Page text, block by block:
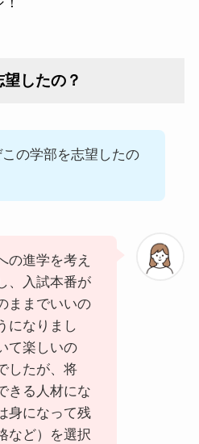
したの？
の学部を志望したの
の進学を考え
、入試本番が
ままでいいの
になりまし
て楽しいの
したが、将
きる人材にな
身になって残
など）を選択